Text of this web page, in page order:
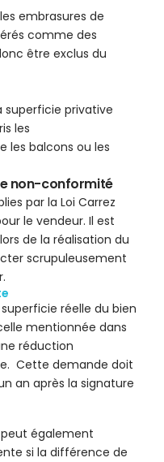
embrasures de
comme des
être exclus du
superficie privative
les
les balcons ou les
non-conformité
par la Loi Carrez
le vendeur. Il est
de la réalisation du
scrupuleusement
réelle du bien
mentionnée dans
réduction
Cette demande doit
an après la signature
peut également
si la différence de